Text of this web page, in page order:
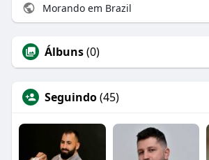
Morando em Brazil
Álbuns(0)
Seguindo(45)